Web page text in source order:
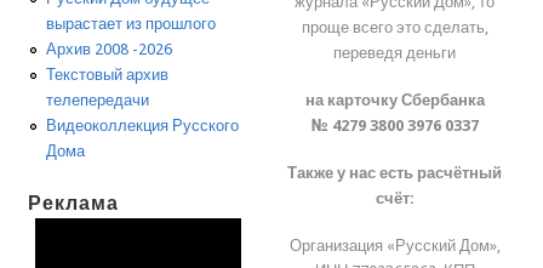
вырастает из прошлого
Архив 2008 -2026
Текстовый архив
телепередачи
Видеоколлекция Русского
Дома
Реклама
проще всего это сделать,
переведя деньги
на карточку Сбербанка
№ 4279 3800 3976 0337
Также у нас есть расчётный
счёт:
Организация «Русский Дом»,